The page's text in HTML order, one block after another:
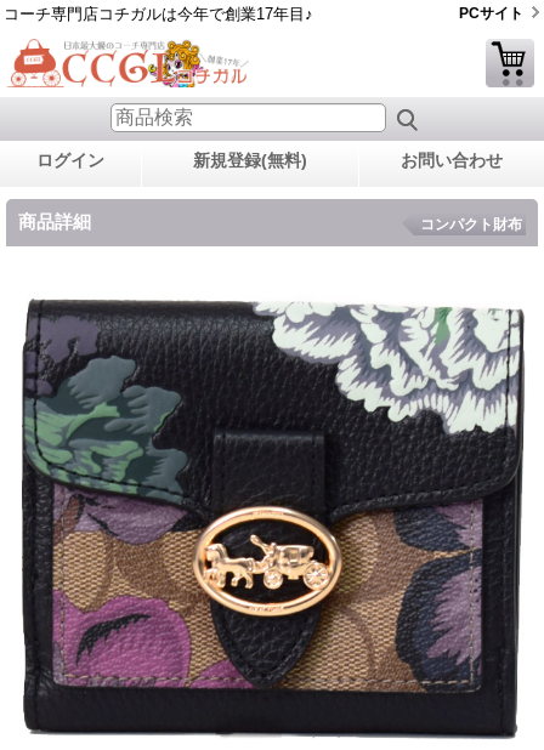
コーチ専門店コチガルは今年で創業17年目♪ PCサイト
ログイン 新規登録(無料) お問い合わせ
商品詳細 コンパクト財布